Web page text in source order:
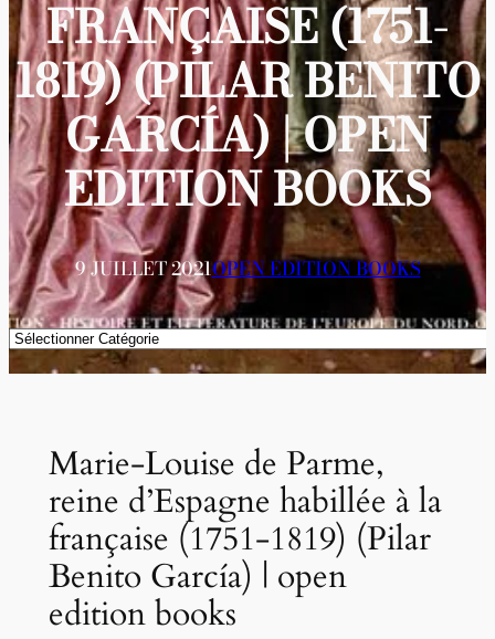
FRANÇAISE (1751-
1819) (PILAR BENITO
GARCÍA) | OPEN
EDITION BOOKS
9 JUILLET 2021OPEN EDITION BOOKS
Catégories
Marie-Louise de Parme,
reine d’Espagne habillée à la
française (1751-1819) (Pilar
Benito García) | open
edition books